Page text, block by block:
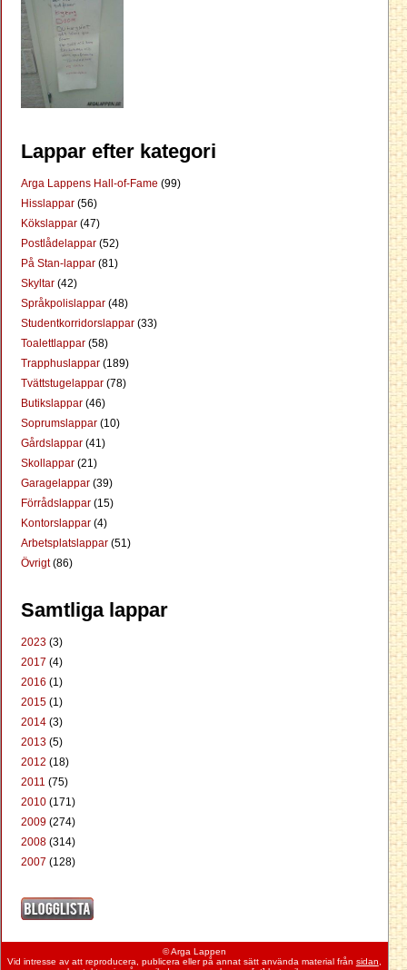
Lappar efter kategori
Arga Lappens Hall-of-Fame (99)
Hisslappar (56)
Kökslappar (47)
Postlådelappar (52)
På Stan-lappar (81)
Skyltar (42)
Språkpolislappar (48)
Studentkorridorslappar (33)
Toalettlappar (58)
Trapphuslappar (189)
Tvättstugelappar (78)
Butikslappar (46)
Soprumslappar (10)
Gårdslappar (41)
Skollappar (21)
Garagelappar (39)
Förrådslappar (15)
Kontorslappar (4)
Arbetsplatslappar (51)
Övrigt(86)
Samtliga lappar
2023 (3)
2017 (4)
2016 (1)
2015 (1)
2014 (3)
2013 (5)
2012 (18)
2011 (75)
2010 (171)
2009 (274)
2008 (314)
2007 (128)
© Arga Lappen
Vid intresse av att reproducera, publicera eller på annat sätt använda material från sidan,